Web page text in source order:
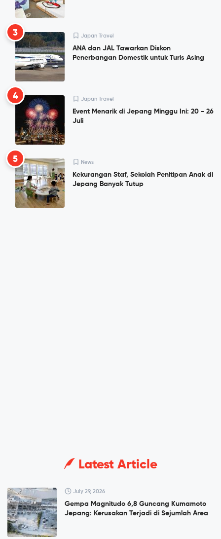
3 Japan Travel
ANA dan JAL Tawarkan Diskon
Penerbangan Domestik untuk Turis Asing
4 Japan Travel
Event Menarik di Jepang Minggu Ini: 20 - 26
Juli
5 News
Kekurangan Staf, Sekolah Penitipan Anak di
Jepang Banyak Tutup
Latest Article
July 29, 2026
Gempa Magnitudo 6,8 Guncang Kumamoto
Jepang: Kerusakan Terjadi di Sejumlah Area